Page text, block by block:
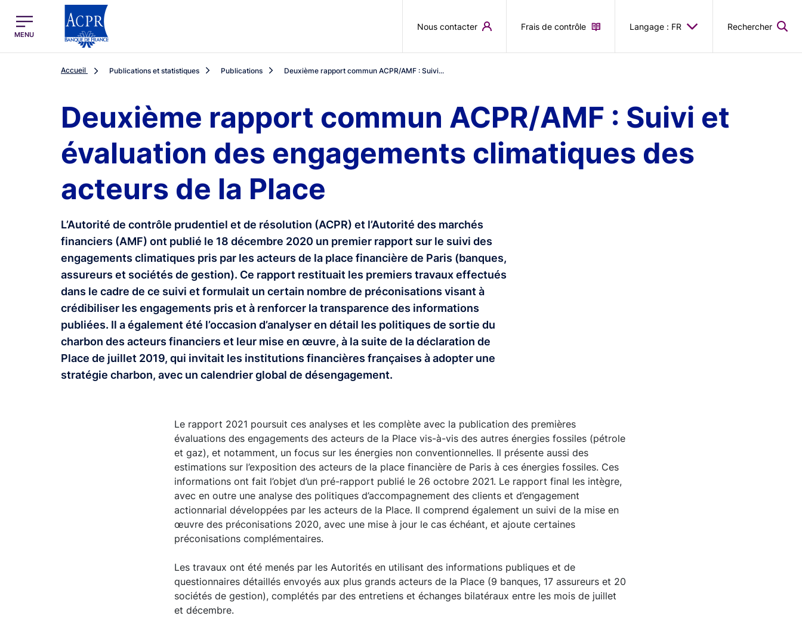
ACPR Menu Principal (French)
MENU
Nous contacter Frais de contrôle Langage : FR Rechercher
Accueil Publications et statistiques Publications Deuxième rapport commun ACPR/AMF : Suivi...
Deuxième rapport commun ACPR/AMF : Suivi et
évaluation des engagements climatiques des
acteurs de la Place
L’Autorité de contrôle prudentiel et de résolution (ACPR) et l’Autorité des marchés
financiers (AMF) ont publié le 18 décembre 2020 un premier rapport sur le suivi des
engagements climatiques pris par les acteurs de la place financière de Paris (banques,
assureurs et sociétés de gestion). Ce rapport restituait les premiers travaux effectués
dans le cadre de ce suivi et formulait un certain nombre de préconisations visant à
crédibiliser les engagements pris et à renforcer la transparence des informations
publiées. Il a également été l’occasion d’analyser en détail les politiques de sortie du
charbon des acteurs financiers et leur mise en œuvre, à la suite de la déclaration de
Place de juillet 2019, qui invitait les institutions financières françaises à adopter une
stratégie charbon, avec un calendrier global de désengagement.
Le rapport 2021 poursuit ces analyses et les complète avec la publication des premières
évaluations des engagements des acteurs de la Place vis-à-vis des autres énergies fossiles (pétrole
et gaz), et notamment, un focus sur les énergies non conventionnelles. Il présente aussi des
estimations sur l’exposition des acteurs de la place financière de Paris à ces énergies fossiles. Ces
informations ont fait l’objet d’un pré-rapport publié le 26 octobre 2021. Le rapport final les intègre,
avec en outre une analyse des politiques d’accompagnement des clients et d’engagement
actionnarial développées par les acteurs de la Place. Il comprend également un suivi de la mise en
œuvre des préconisations 2020, avec une mise à jour le cas échéant, et ajoute certaines
préconisations complémentaires.
Les travaux ont été menés par les Autorités en utilisant des informations publiques et de
questionnaires détaillés envoyés aux plus grands acteurs de la Place (9 banques, 17 assureurs et 20
sociétés de gestion), complétés par des entretiens et échanges bilatéraux entre les mois de juillet
et décembre.